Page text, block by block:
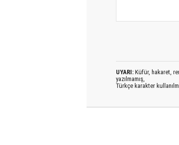
UYARI: Küfür, hakaret,
yazılmamış,
Türkçe karakter